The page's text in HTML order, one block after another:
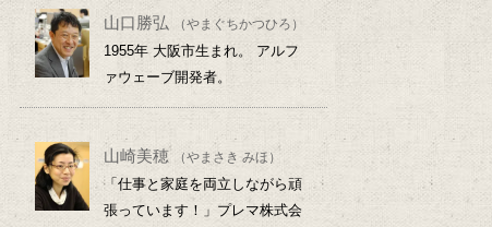
山口勝弘 （やまぐちかつひろ）
1955年 大阪市生まれ。 アルフ
ァウェーブ開発者。
山崎美穂 （やまさき みほ）
「仕事と家庭を両立しながら頑
張っています！」プレマ株式会